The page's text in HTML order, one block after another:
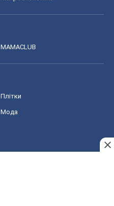
MAMACLUB
Плітки
Мода